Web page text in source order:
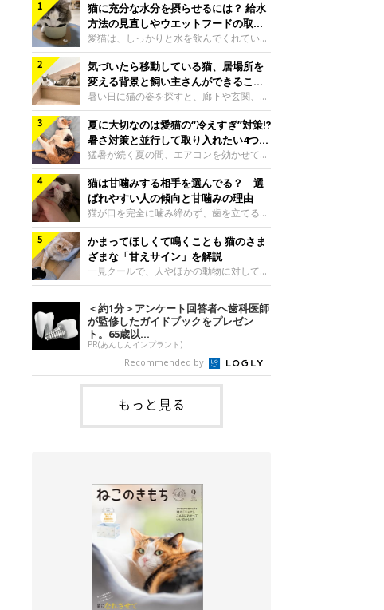
猫に充分な水分を摂らせるには？ 給水
方法の見直しやウエットフードの取り
入れ方を解説
愛猫は、しっかりと水を飲んでくれていま
すか？ 夏場はエアコンで室内が涼しいこ
ともあり、猫があまり水を飲まないこと
も。積極的に水分を摂らせるためには、給
水方法を見直したり、フードから水分を摂
らせたりする方法があります。今回は獣医
師の重本仁先生に、猫に水分を摂らせるた
めにできるためできる工夫を教えていただ
きました。ボウルの高さを愛猫の好みにね
このきもち投稿写真ギャラリー水飲みボウ
ルの高さは、猫が飲むときに頭が胃より下
にならないように設定すると飲みやすいで
しょう。首を深く折り曲げずに済むため、
関節や食道への負
気づいたら移動している猫、居場所を
変える背景と飼い主さんができること
を獣医師が解説
暑い日に猫の姿を探すと、廊下や玄関、床
の上など、さっきまでとは違う場所にいる
ことがあります。何度も移動しているよう
に見えると、落ち着かないのかな、暑さで
つらいのかなと気になる場面もあるでしょ
う。猫が居場所を変える理由や、飼い主さ
んが整えたい環境などについて、ねこのき
もち獣医師相談室の山口みき先生に伺いま
した。 移動は、猫なりの快適さ選びねこ
のきもち投稿写真ギャラリー猫は家の中
で、自分にとって過ごしやすい場所を見つ
けるのが得意な動物です。 暑い季節に
は、風通しのよい場所やひんやりした床、
熱がこもりにくい場
夏に大切なのは愛猫の“冷えすぎ”対策⁉
暑さ対策と並行して取り入れたい4つの
工夫
猛暑が続く夏の間、エアコンを効かせて室
内を冷やしますよね。しかし、人にとって
は快適な温度でも、猫にとっては温度が低
すぎることも。暑さ対策と並行して、冷え
すぎ対策もしっかりと行うことが大切で
す。今回は獣医師の重本仁先生に、猫の冷
えすぎを防ぐ4つの対策を教えていただき
ました。（1） 冷房の効いていない部屋に
行き来できるようにするねこのきもち投稿
写真ギャラリー猫が寒いと感じたときに、
ましょう。冷房の効いていない部屋や廊下
へも自由に行き来できるように、ドアは猫
が通れる程度に
猫は甘噛みする相手を選んでる？ 選
ばれやすい人の傾向と甘噛みの理由
猫が口を完全に噛み締めず、歯を立てる程
度に噛む“甘噛み”。遊びやスキンシップの
ときに繰り出すことがありますが、同じ家
族でも噛まれる頻度に違いがあると感じる
ことも。ねこのきもちWEB MAGAZINEで
は、飼い主さんたちにアンケートを実施
し、愛猫が甘噛みする相手を選んでいると
感じる状況を教えてもらいました。また、
ねこのきもち獣医師相談室の原駿太朗先生
には、実際に猫は甘噛みする相手を選んで
いるのか、その真相をお聞きします。約6
割の飼い主さんが「甘噛みする相手を選ん
でいる」と感じていた※2026年5月実施
かまってほしくて鳴くことも 猫のさま
ざまな「甘えサイン」を解説
一見クールで、人やほかの動物に対してあ
まり求めないように見える猫。しかし、実
は甘えん坊な性格の猫も少なくありませ
ん。今回は猫たちが出している“甘えサイ
ン”について、帝京科学大学生命環境学部
アニマルサイエンス学科准教授の加隈良枝
先生に教えていただきました。鳴くのは、
かまってほしいサインねこのきもち投稿写
真ギャラリーもともと、子猫が親猫に対し
てお世話を求めるときに鳴き声を使いま
す。子猫なので「ニャー」よりもややか細
い「ミャア」といった鳴き声になります
＜約1分＞アンケート回答者へ歯科医師
が監修したガイドブックをプレゼン
ト。65歳以...
PR(あんしんインプラント)
Recommended by
もっと見る